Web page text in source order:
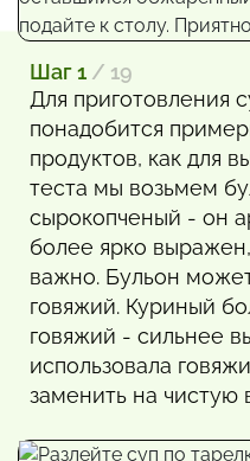
Шаг 1 / 19
Для приготовления
понадобится
продуктов, как для
теста мы возьмем
сырокопченый - он
более ярко
важно. Бульон
говяжий. Куриный
говяжий - сильнее
использовала
заменить на чистую